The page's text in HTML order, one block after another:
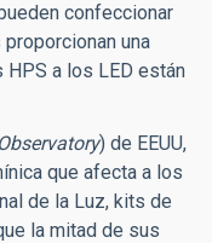
confeccionar
una
a los LED están
) de EEUU,
que afecta a los
de la Luz, kits de
la mitad de sus